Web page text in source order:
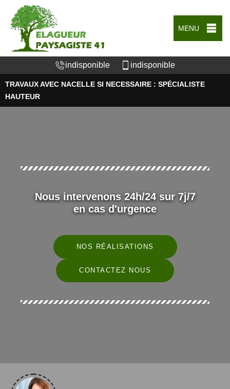
MENU
indisponible indisponible
TRAVAUX AVEC NACELLE SI NECESSAIRE : SPÉCIALISTE
HAUTEUR
Nous intervenons 24h/24 sur 7j/7
en cas d'urgence
NOS RÉALISATIONS
CONTACTEZ NOUS